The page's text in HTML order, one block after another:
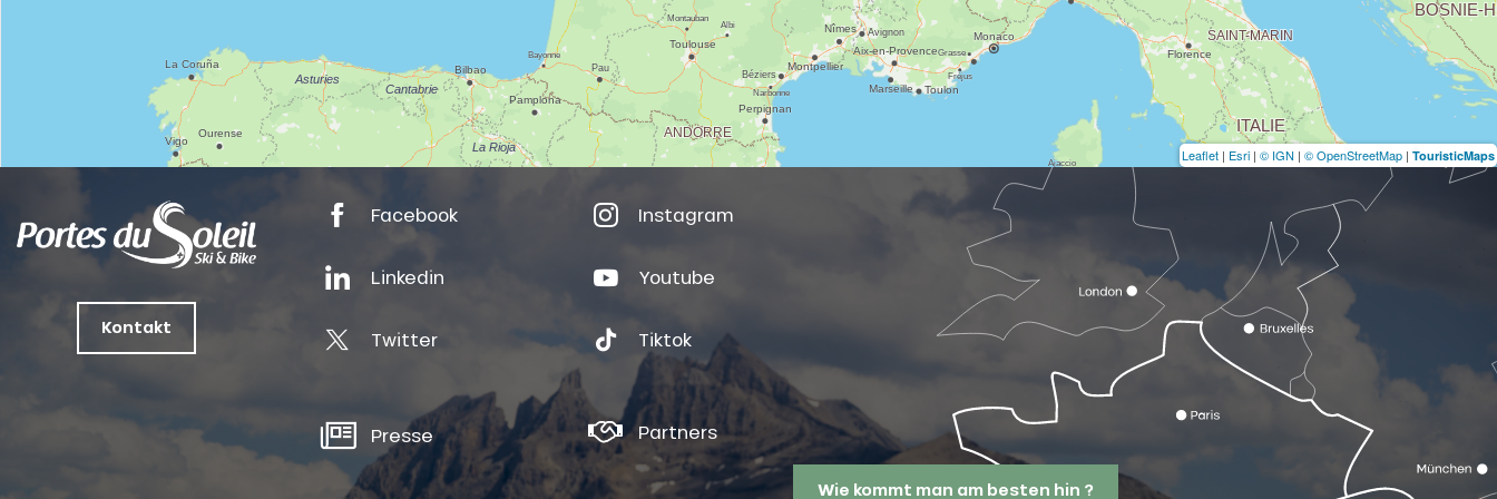
Leaflet | Esri | © IGN | © OpenStreetMap | TouristicMaps
Kontakt
Facebook Instagram
Linkedin Youtube
Twitter Tiktok
Presse Partners
Wie kommt man am besten hin ?